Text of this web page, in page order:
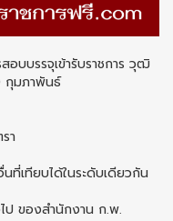
อบบรรจุเข้ารับราชการ วุฒิ
กุมภาพันธ์
า
ทียบได้ในระดับเดียวกัน
ป ของสำนักงาน ก.พ.